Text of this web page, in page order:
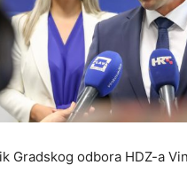
Gradskog odbora HDZ-a